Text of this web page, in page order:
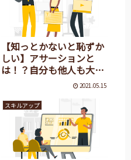
【知っとかないと恥ずか
しい】アサーションと
は！？自分も他人も大切
にするコミュニケーショ
2021.05.15
スキルアップ